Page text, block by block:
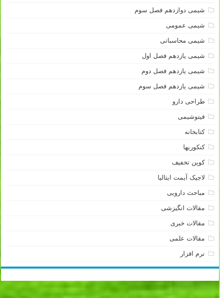
شیمی دوازدهم فصل سوم
شیمی عمومی
شیمی محاسباتی
شیمی یازدهم فصل اول
شیمی یازدهم فصل دوم
شیمی یازدهم فصل سوم
طراحی دارو
فیتوشیمی
کتابخانه
کنکوریها
کوپن تخفیف
لاجیک آیمت ایتالیا
مباحث دارویی
مقالات انگیزشی
مقالات خبری
مقالات علمی
نرم افزار